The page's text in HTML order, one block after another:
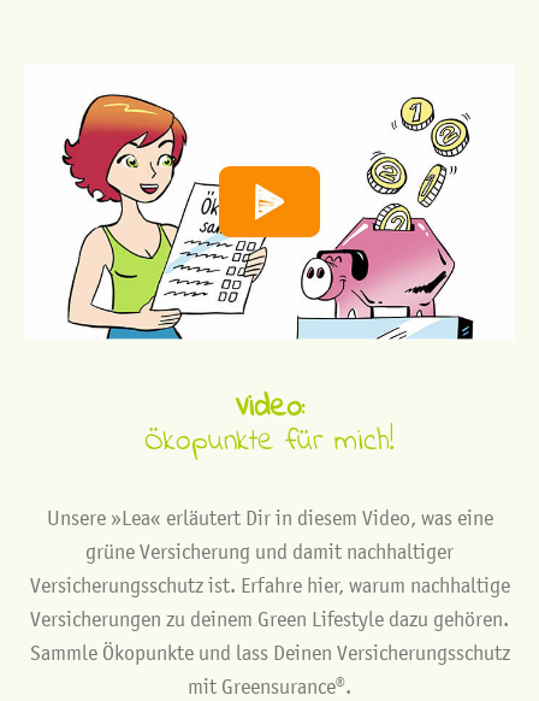
Video:
Ökopunkte für mich!
Unsere »Lea« erläutert Dir in diesem Video, was eine
grüne Versicherung und damit nachhaltiger
Versicherungsschutz ist. Erfahre hier, warum nachhaltige
Versicherungen zu deinem Green Lifestyle dazu gehören.
Sammle Ökopunkte und lass Deinen Versicherungsschutz
mit Greensurance®.